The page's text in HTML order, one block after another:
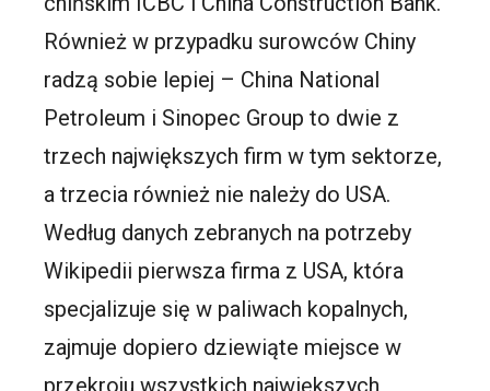
Również w przypadku surowców Chiny
radzą sobie lepiej – China National
Petroleum i Sinopec Group to dwie z
trzech największych firm w tym sektorze,
a trzecia również nie należy do USA.
Według danych zebranych na potrzeby
Wikipedii pierwsza firma z USA, która
specjalizuje się w paliwach kopalnych,
zajmuje dopiero dziewiąte miejsce w